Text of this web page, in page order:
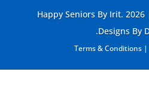
Happy Seniors By Irit.
Designs By
Terms & Conditions|